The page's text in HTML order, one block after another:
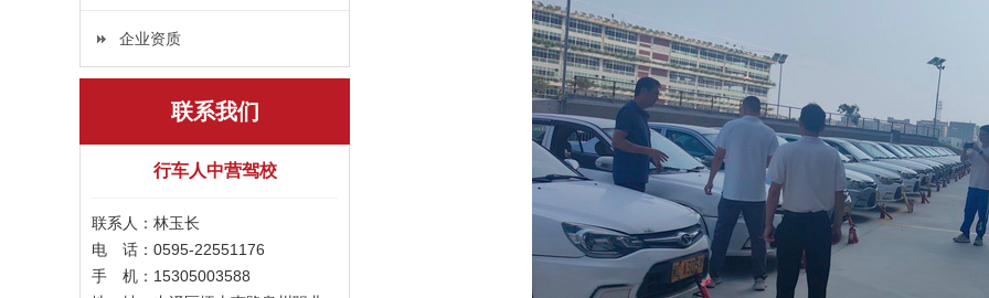
企业资质
联系我们
行车人中营驾校
联系人：林玉长
电 话：0595-22551176
手 机：15305003588